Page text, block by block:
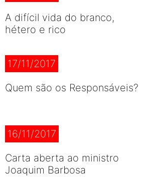
A difícil vida do branco,
hétero e rico
17/11/2017
Quem são os Responsáveis?
16/11/2017
Carta aberta ao ministro
Joaquim Barbosa